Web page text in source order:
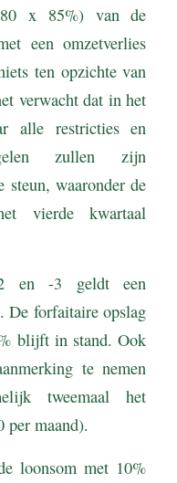
x 85%) van de
een omzetverlies
ten opzichte van
verwacht dat in het
alle restricties en
zullen zijn
steun, waaronder de
vierde kwartaal
en -3 geldt een
De forfaitaire opslag
blijft in stand. Ook
te nemen
tweemaal het
per maand).
loonsom met 10%